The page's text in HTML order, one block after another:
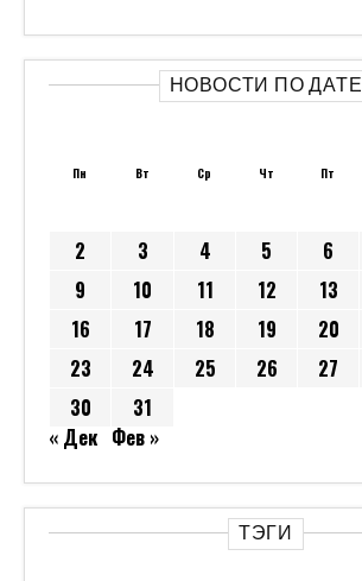
НОВОСТИ ПО ДАТЕ
Пн Вт Ср Чт Пт
2
3 4 5 6
9
10 11 12 13
16
17 18 19 20
23
24 25 26 27
30
31
« Дек Фев »
ТЭГИ